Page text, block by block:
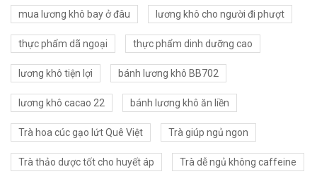
mua lương khô bay ở đâu lương khô cho người đi phượt
thực phẩm dã ngoại thực phẩm dinh dưỡng cao
lương khô tiện lợi bánh lương khô BB702
lương khô cacao 22 bánh lương khô ăn liền
Trà hoa cúc gạo lứt Quê Việt Trà giúp ngủ ngon
Trà thảo dược tốt cho huyết áp Trà dễ ngủ không caffeine